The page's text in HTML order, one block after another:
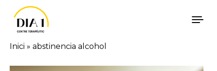
Vés al contingut
Inici » abstinencia alcohol
Català Español